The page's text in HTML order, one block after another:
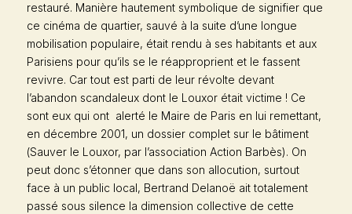
restauré. Manière hautement symbolique de signifier que
ce cinéma de quartier, sauvé à la suite d’une longue
mobilisation populaire, était rendu à ses habitants et aux
Parisiens pour qu’ils se le réapproprient et le fassent
revivre. Car tout est parti de leur révolte devant
l’abandon scandaleux dont le Louxor était victime ! Ce
sont eux qui ont alerté le Maire de Paris en lui remettant,
en décembre 2001, un dossier complet sur le bâtiment
(Sauver le Louxor, par l’associationAction Barbès). On
peut donc s’étonner que dans son allocution, surtout
face à un public local, Bertrand Delanoë ait totalement
passé sous silence la dimension collective de cette